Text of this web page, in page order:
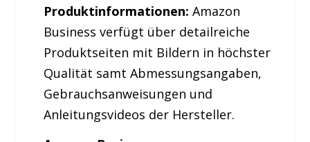
Produktinformationen: Amazon
Business verfügt über detailreiche
Produktseiten mit Bildern in höchster
Qualität samt Abmessungsangaben,
Gebrauchsanweisungen und
Anleitungsvideos der Hersteller.